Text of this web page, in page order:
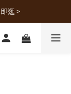
>
逛 >
>